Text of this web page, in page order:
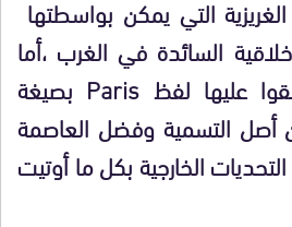
التي يمكن بواسطتها
السائدة في الغرب ،أما
الفرنسيون فقد أطلقوا عليها لفظ Paris بصيغة
أصل التسمية وفضل العاصمة
الخارجية بكل ما أوتيت